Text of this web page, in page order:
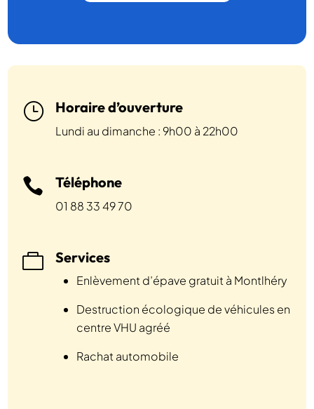
} Horaire d’ouverture
Lundi au dimanche : 9h00 à 22h00
 Téléphone
01 88 33 49 70
 Services
Enlèvement d’épave gratuit à Montlhéry
Destruction écologique de véhicules en
centre VHU agréé
Rachat automobile